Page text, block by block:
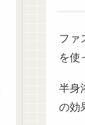
ファ
を使
半身
の効